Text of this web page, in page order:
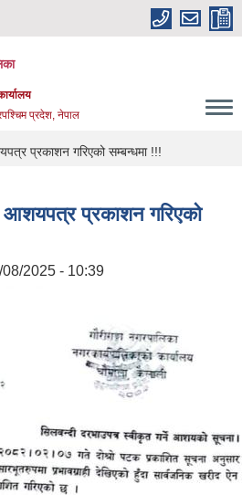
प्रदेश, नेपाल
प्रकाशन गरिएको सम्बन्धमा !!!
आशयपत्र प्रकाशन गरिएको
2025 - 10:39